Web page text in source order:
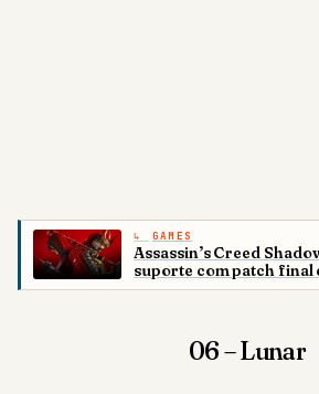
GAMES
Assassin’s Creed
suporte com patch final
06 – Lunar